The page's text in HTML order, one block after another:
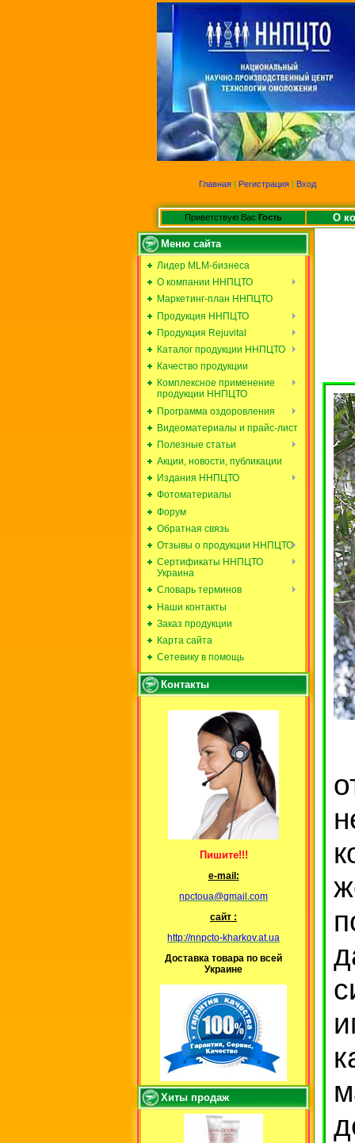
Главная | Регистрация | Вход
Приветствую Вас Гость О
Меню сайта
Лидер MLM-бизнеса
О компании ННПЦТО
Маркетинг-план ННПЦТО
Продукция ННПЦТО
Продукция Rejuvital
Каталог продукции ННПЦТО
Качество продукции
Комплексное применение
продукции ННПЦТО
Программа оздоровления
Видеоматериалы и прайс-лист
Полезные статьи
Акции, новости, публикации
Издания ННПЦТО
Фотоматериалы
Форум
Обратная связь
Отзывы о продукции ННПЦТО
Сертификаты ННПЦТО
Украина
Словарь терминов
Наши контакты
Заказ продукции
Карта сайта
Сетевику в помощь
Контакты
Пишите!!!
е-mail:
npctoua@gmail.com
сайт :
http://nnpcto-kharkov.at.ua
Доставка товара по всей
Украине
Хиты продаж